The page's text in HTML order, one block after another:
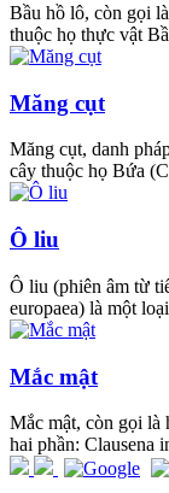
Bầu hồ lô, còn gọi
thuộc họ thực vật
Măng cụt
Măng cụt, danh
cây thuộc họ Bứa
Ô liu
Ô liu (phiên âm từ
europaea) là một
Mắc mật
Mắc mật, còn gọi là
hai phần: Clausena